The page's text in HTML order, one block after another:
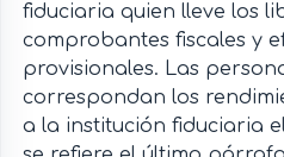
fiduciaria quien lleve los
comprobantes fiscales y
provisionales. Las
correspondan los
a la institución fiduciaria